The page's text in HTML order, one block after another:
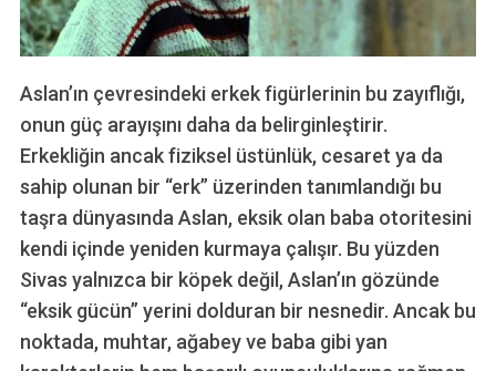
Aslan’ın çevresindeki erkek figürlerinin bu zayıflığı,
onun güç arayışını daha da belirginleştirir.
Erkekliğin ancak fiziksel üstünlük, cesaret ya da
sahip olunan bir “erk” üzerinden tanımlandığı bu
taşra dünyasında Aslan, eksik olan baba otoritesini
kendi içinde yeniden kurmaya çalışır. Bu yüzden
Sivas yalnızca bir köpek değil, Aslan’ın gözünde
“eksik gücün” yerini dolduran bir nesnedir. Ancak bu
noktada, muhtar, ağabey ve baba gibi yan
S
e
a
c
h
f
o